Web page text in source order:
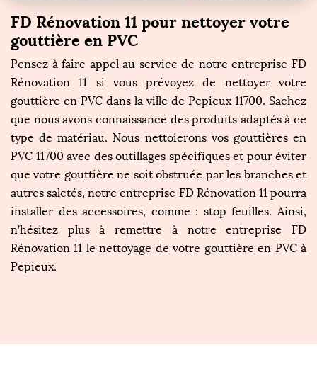
FD Rénovation 11 pour nettoyer votre
gouttière en PVC
Pensez à faire appel au service de notre entreprise FD
Rénovation 11 si vous prévoyez de nettoyer votre
gouttière en PVC dans la ville de Pepieux 11700. Sachez
que nous avons connaissance des produits adaptés à ce
type de matériau. Nous nettoierons vos gouttières en
PVC 11700 avec des outillages spécifiques et pour éviter
que votre gouttière ne soit obstruée par les branches et
autres saletés, notre entreprise FD Rénovation 11 pourra
installer des accessoires, comme : stop feuilles. Ainsi,
n’hésitez plus à remettre à notre entreprise FD
Rénovation 11 le nettoyage de votre gouttière en PVC à
Pepieux.